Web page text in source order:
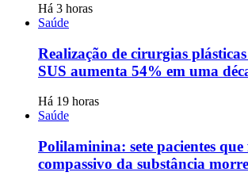
Há 3 horas
Saúde
Realização de cirurgias
SUS aumenta 54% em uma
Há 19 horas
Saúde
Polilaminina: sete pacientes que
compassivo da substância